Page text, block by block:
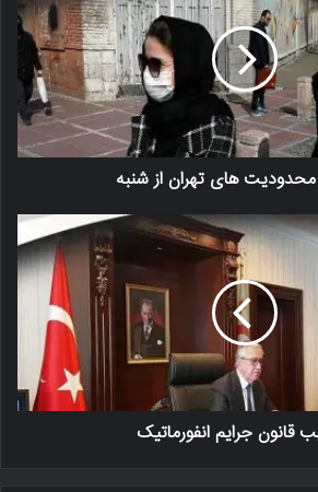
های تهران از شنبه
قانون جرایم انفورماتیک